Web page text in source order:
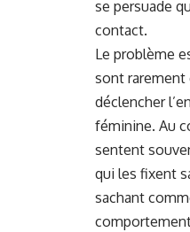
se persuade
contact.
Le problème
sont rarement
déclencher
féminine. Au
sentent
qui les fixent
sachant